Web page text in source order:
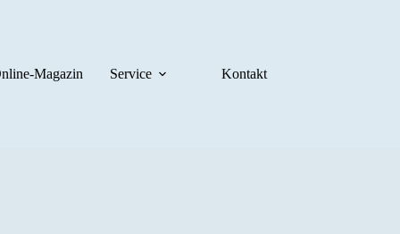
Magazin Service Kontakt